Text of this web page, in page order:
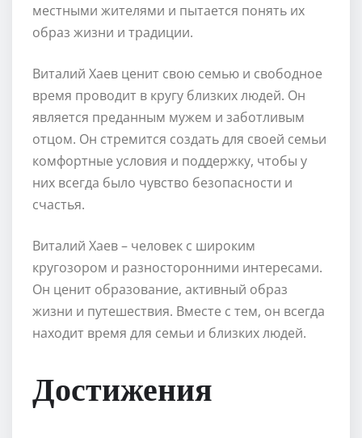
местными жителями и пытается понять их
образ жизни и традиции.
Виталий Хаев ценит свою семью и свободное
время проводит в кругу близких людей. Он
является преданным мужем и заботливым
отцом. Он стремится создать для своей семьи
комфортные условия и поддержку, чтобы у
них всегда было чувство безопасности и
счастья.
Виталий Хаев – человек с широким
кругозором и разносторонними интересами.
Он ценит образование, активный образ
жизни и путешествия. Вместе с тем, он всегда
находит время для семьи и близких людей.
Достижения